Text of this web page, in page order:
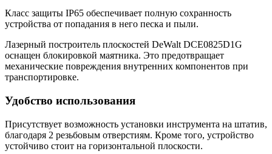
Класс защиты IP65 обеспечивает полную сохранность
устройства от попадания в него песка и пыли.
Лазерный построитель плоскостей DeWalt DCE0825D1G
оснащен блокировкой маятника. Это предотвращает
механические повреждения внутренних компонентов при
транспортировке.
Удобство использования
Присутствует возможность установки инструмента на штатив,
благодаря 2 резьбовым отверстиям. Кроме того, устройство
устойчиво стоит на горизонтальной плоскости.